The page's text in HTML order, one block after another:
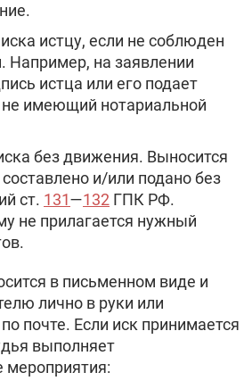
истцу, если не соблюден
Например, на заявлении
истца или его подает
не имеющий нотариальной
без движения. Выносится
и/или подано без
ст. 131—132 ГПК РФ.
не прилагается нужный
в письменном виде и
лично в руки или
почте. Если иск принимается
выполняет
мероприятия: